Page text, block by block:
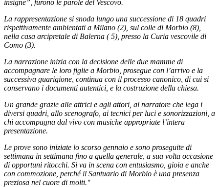
insigne”, furono le parole del Vescovo.
La rappresentazione si snoda lungo una successione di 18 quadri
rispettivamente ambientati a Milano (2), sul colle di Morbio (8),
nella casa arcipretale di Balerna ( 5), presso la Curia vescovile di
Como (3).
La narrazione inizia con la decisione delle due mamme di
accompagnare le loro figlie a Morbio, prosegue con l’arrivo e la
successiva guarigione, continua con il processo canonico, di cui si
conservano i documenti autentici, e la costruzione della chiesa.
Un grande grazie alle attrici e agli attori, al narratore che lega i
diversi quadri, allo scenografo, ai tecnici per luci e sonorizzazioni, a
chi accompagna dal vivo con musiche appropriate l’intera
presentazione.
Le prove sono iniziate lo scorso gennaio e sono proseguite di
settimana in settimana fino a quella generale, a sua volta occasione
di opportuni ritocchi. Si va in scena con entusiasmo, gioia e anche
con commozione, perché il Santuario di Morbio è una presenza
preziosa nel cuore di molti."